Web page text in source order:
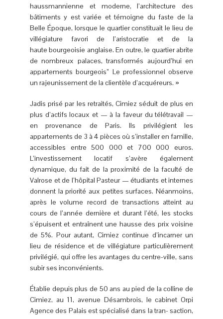
haussmannienne et moderne, l’architecture des
bâtiments y est variée et témoigne du faste de la
Belle Époque, lorsque le quartier constituait le lieu de
villégiature favori de l’aristocratie et de la
haute bourgeoisie anglaise. En outre, le quartier abrite
de nombreux palaces, transformés aujourd’hui en
appartements bourgeois” Le professionnel observe
un rajeunissement de la clientèle d’acquéreurs. »
Jadis prisé par les retraités, Cimiez séduit de plus en
plus d’actifs locaux et — à la faveur du télétravail —
en provenance de Paris. Ils privilégient les
appartements de 3 à 4 pièces où s’installer en famille,
accessibles entre 500 000 et 700 000 euros.
L’investissement locatif s’avère également
dynamique, du fait de la proximité de la faculté de
Valrose et de l’hôpital Pasteur — étudiants et internes
donnent la priorité aux petites surfaces. Néanmoins,
après le volume record de transactions atteint au
cours de l’année dernière et durant l’été, les stocks
s’épuisent et entraînent une hausse des prix voisine
de 5%. Pour autant, Cimiez continue d’incarner un
lieu de résidence et de villégiature particulièrement
privilégié, qui offre les avantages du centre-ville, sans
subir ses inconvénients.
Établie depuis plus de 50 ans au pied de la colline de
Cimiez, au 11, avenue Désambrois, le cabinet Orpi
Agence des Palais est spécialisé dans la tran- saction,